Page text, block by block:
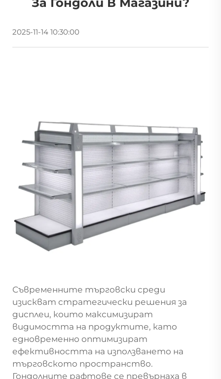
2025-11-14 10:30:00
Съвременните търговски среди
изискват стратегически решения за
дисплеи, които максимизират
видимостта на продуктите, като
едновременно оптимизират
ефективността на използването на
търговското пространство.
Гондолните рафтове се превърнаха в